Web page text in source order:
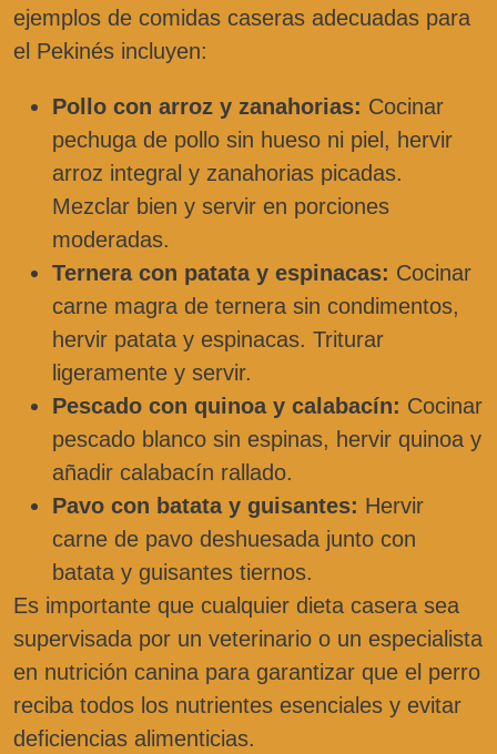
ejemplos de comidas caseras adecuadas para
el Pekinés incluyen:
Pollo con arroz y zanahorias: Cocinar
pechuga de pollo sin hueso ni piel, hervir
arroz integral y zanahorias picadas.
Mezclar bien y servir en porciones
moderadas.
Ternera con patata y espinacas: Cocinar
carne magra de ternera sin condimentos,
hervir patata y espinacas. Triturar
ligeramente y servir.
Pescado con quinoa y calabacín: Cocinar
pescado blanco sin espinas, hervir quinoa y
añadir calabacín rallado.
Pavo con batata y guisantes: Hervir
carne de pavo deshuesada junto con
batata y guisantes tiernos.
Es importante que cualquier dieta casera sea
supervisada por un veterinario o un especialista
en nutrición canina para garantizar que el perro
reciba todos los nutrientes esenciales y evitar
deficiencias alimenticias.